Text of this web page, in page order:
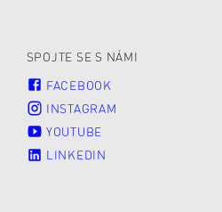
SPOJTE SE S NÁMI
FACEBOOK
INSTAGRAM
YOUTUBE
LINKEDIN